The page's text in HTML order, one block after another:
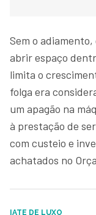
Sem o
abrir espaço
limita o
folga era
um apagão na
à prestação de
com custeio e
achatados no
IATE DE LUXO